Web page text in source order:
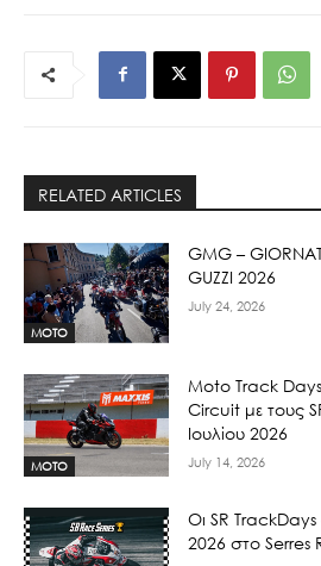
RELATED ARTICLES
MOTO
GMG –
GUZZI 2026
July 24, 2026
MOTO
Moto Track
Circuit με τους
Ιουλίου 2026
July 14, 2026
Οι SR TrackDays
2026 στο